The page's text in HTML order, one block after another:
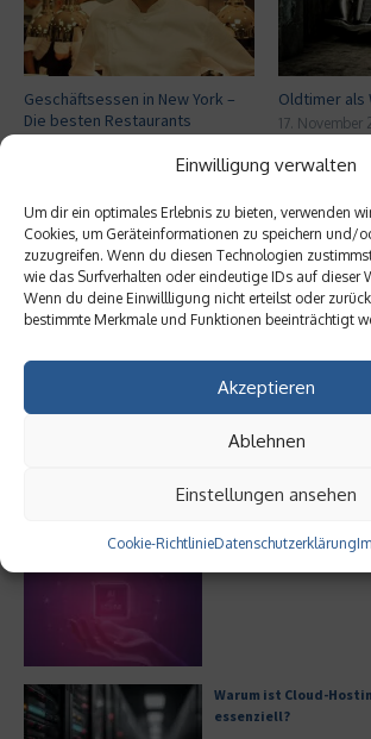
Einwilligung verwalten
Um dir ein optimales Erlebnis zu bieten, verwenden
Cookies, um Geräteinformationen zu speichern und/
zuzugreifen. Wenn du diesen Technologien
wie das Surfverhalten oder eindeutige IDs auf dieser
Wenn du deine Einwillligung nicht erteilst oder
bestimmte Merkmale und Funktionen beeinträchtigt
Akzeptieren
Ablehnen
Einstellungen ansehen
Cookie-RichtlinieDatenschutzerklärung
Geschäftsessen in New York –
Die besten Restaurants
Oldtimer als
17. November
Aktuelles
Ist Fulfillment noch
Geschäftsmodell?
Techniken auf SEO?
Generative KI im IT-
Warum ist Cloud-
essenziell?